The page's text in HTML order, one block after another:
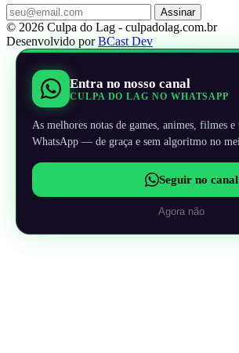
Assinar
© 2026 Culpa do Lag - culpadolag.com.br
Desenvolvido porBCast Dev
Entra no nosso canal
CULPA DO LAG NO WHATSAPP
As melhores notas de games, animes, filmes
WhatsApp — de graça e sem algoritmo no
Seguir no canal
Agora não